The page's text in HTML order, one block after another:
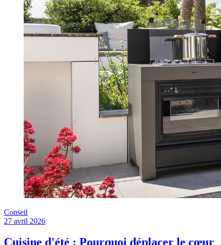
Conseil
27 avril 2026
Cuisine d'été : Pourquoi déplacer le cœur